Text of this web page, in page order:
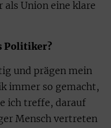
als Union eine klare
Politiker?
und prägen mein
immer so gemacht,
ich treffe, da­rauf
Mensch vertreten